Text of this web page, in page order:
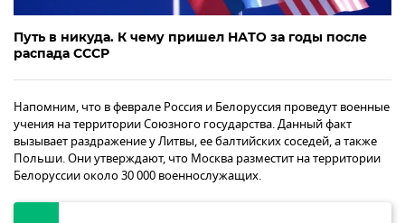
Путь в никуда. К чему пришел НАТО за годы после
распада СССР
Напомним, что в феврале Россия и Белоруссия проведут военные
учения на территории Союзного государства. Данный факт
вызывает раздражение у Литвы, ее балтийских соседей, а также
Польши. Они утверждают, что Москва разместит на территории
Белоруссии около 30 000 военнослужащих.